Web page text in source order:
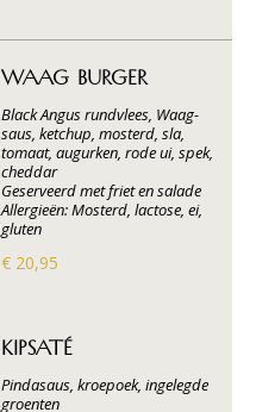
WAAG BURGER
Black Angus rundvlees, Waag-
saus, ketchup, mosterd, sla,
tomaat, augurken, rode ui, spek,
cheddar
Geserveerd met friet en salade
Allergieën: Mosterd, lactose, ei,
gluten
€ 20,95
KIPSATÉ
Pindasaus, kroepoek, ingelegde
groenten